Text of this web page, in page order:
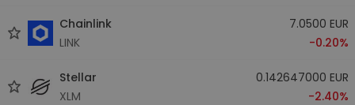
Chainlink
LINK
7.0500 EUR
-0.20%
Stellar
XLM
0.142647000 EUR
-2.40%